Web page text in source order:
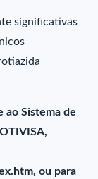
significativas
ao Sistema de
ou para